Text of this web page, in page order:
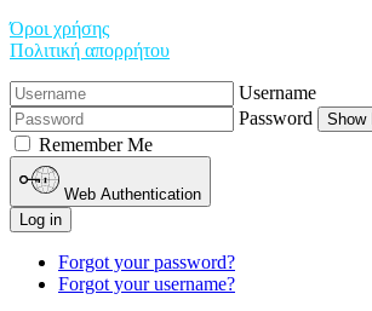
Όροι χρήσης
Πολιτική απορρήτου
Username
Password
Show
Remember Me
Web Authentication
Log in
Forgot your password?
Forgot your username?